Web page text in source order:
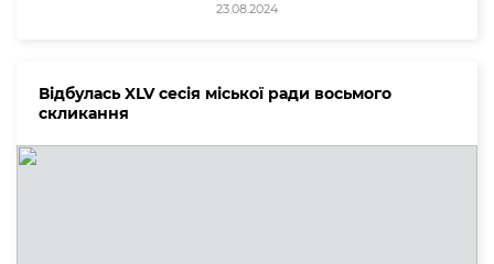
23.08.2024
Відбулась XLV сесія міської ради восьмого
скликання